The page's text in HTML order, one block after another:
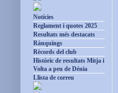
Notícies
Reglament i quotes 2025
Resultats més destacats
Rànquings
Rècords del club
Històric de resultats Mitja i
Volta a peu de Dénia
Llista de correu